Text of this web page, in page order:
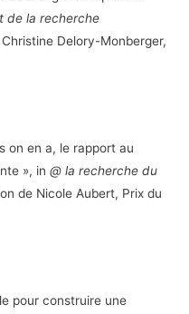
de la recherche
Delory-Monberger,
on en a, le rapport au
», in@ la recherche du
de Nicole Aubert, Prix du
pour construire une